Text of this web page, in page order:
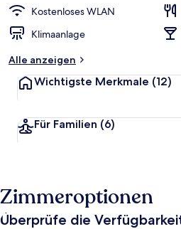
Kostenloses WLAN
Klimaanlage
Alle anzeigen
Wichtigste Merkmale (12)
Für Familien (6)
Zimmeroptionen
Überprüfe die